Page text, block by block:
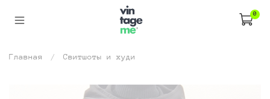
0
Главная Свитшоты и худи